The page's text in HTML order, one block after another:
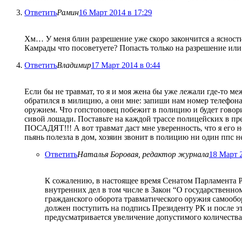
ОтветитьРамин16 Март 2014 в 17:29
Хм… У меня блин разрешение уже скоро закончится а
Камрады что посоветуете? Попасть только на разрешение
ОтветитьВладимир17 Март 2014 в 0:44
Если бы не травмат, то я и моя жена бы уже лежали где-то
обратился в милицию, а они мне: запиши нам номер
оружием. Что гопстоповец побежит в полицию и будет
сивой лошади. Поставьте на каждой трассе полицейских в
ПОСАДЯТ!!! А вот травмат даст мне уверенность, что я его
пьянь полезла в дом, хозяин звонит в полицию ни один ппс
ОтветитьНаталья Боровая, редактор журнала18 Март
К сожалению, в настоящее время Сенатом Парламента
внутренних дел в том числе в Закон “О
гражданского оборота травматического оружия
должен поступить на подпись Президенту РК и после
предусматривается увеличение допустимого